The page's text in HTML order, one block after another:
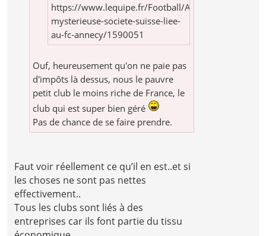
https://www.lequipe.fr/Football/Actualites/La-
mysterieuse-societe-suisse-liee-
au-fc-annecy/1590051
Ouf, heureusement qu'on ne paie pas
d'impôts là dessus, nous le pauvre
petit club le moins riche de France, le
club qui est super bien géré
Pas de chance de se faire prendre.
Faut voir réellement ce qu’il en est..et si
les choses ne sont pas nettes
effectivement..
Tous les clubs sont liés à des
entreprises car ils font partie du tissu